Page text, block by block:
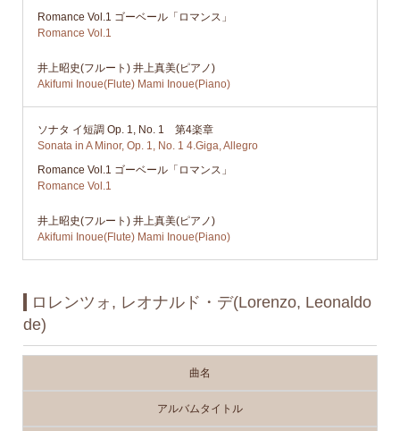
Romance Vol.1 ゴーベール「ロマンス」
Romance Vol.1
井上昭史(フルート) 井上真美(ピアノ)
Akifumi Inoue(Flute) Mami Inoue(Piano)
ソナタ イ短調 Op. 1, No. 1 第4楽章
Sonata in A Minor, Op. 1, No. 1 4.Giga, Allegro
Romance Vol.1 ゴーベール「ロマンス」
Romance Vol.1
井上昭史(フルート) 井上真美(ピアノ)
Akifumi Inoue(Flute) Mami Inoue(Piano)
ロレンツォ, レオナルド・デ(Lorenzo, Leonaldo
de)
曲名
アルバムタイトル